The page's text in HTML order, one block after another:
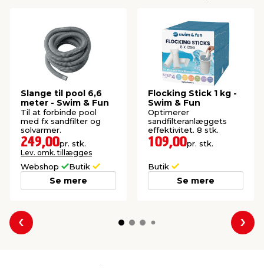
Slange til pool 6,6
meter - Swim & Fun
Til at forbinde pool
med fx sandfilter og
solvarmer.
249,00pr. stk.
Lev. omk. tillægges
Webshop Butik
Se mere
Flocking Stick 1 kg -
Swim & Fun
Optimerer
sandfilteranlæggets
effektivitet. 8 stk.
109,00pr. stk.
Butik
Se mere
Forrige